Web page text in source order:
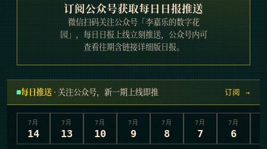
订阅公众号获取每日日报推送
微信扫码关注公众号「李嘉乐的数字花
园」，每日日报上线立刻推送，公众号内可
查看往期含链接详细版日报。
每日推送 · 关注公众号，新一期上线即推 订阅 →
7 月
14
7 月
13
7 月
10
7 月
9
7 月
8
7 月
7
7 月
6